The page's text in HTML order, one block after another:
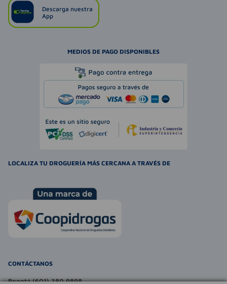
Descarga nuestra
App
MEDIOS DE PAGO DISPONIBLES
LOCALIZA TU DROGUERÍA MÁS CERCANA A TRAVÉS DE
CONTÁCTANOS
Bogotá (601) 380 9898